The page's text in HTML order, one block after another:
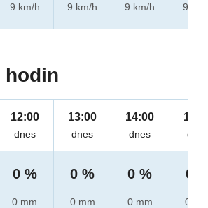
9 km/h
9 km/h
9 km/h
9 km/h
hodin
12:00
dnes
0 %
0 mm
13:00
dnes
0 %
0 mm
14:00
dnes
0 %
0 mm
15:00
dnes
0 %
0 mm